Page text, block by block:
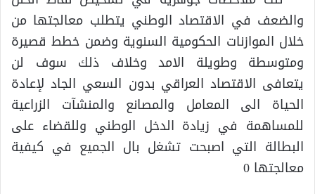
والضعف في الاقتصاد الوطني يتطلب معالجتها من
خلال الموازنات الحكومية السنوية وضمن خطط قصيرة
ومتوسطة وطويلة الامد وخلاف ذلك سوف لن
يتعافى الاقتصاد العراقي بدون السعي الجاد لإعادة
الحياة الى المعامل والمصانع والمنشآت الزراعية
للمساهمة في زيادة الدخل الوطني وللقضاء على
البطالة التي اصبحت تشغل بال الجميع في كيفية
معالجتها 0